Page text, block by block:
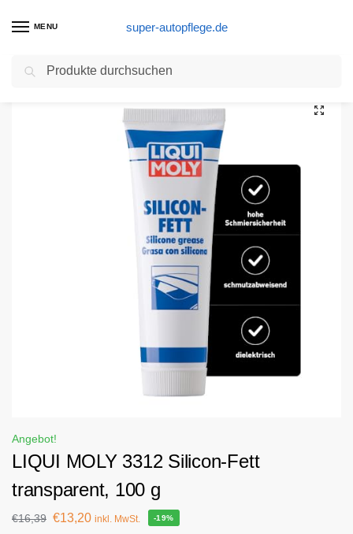
MENU super-autopflege.de
Start Autopflege Produkte LIQUI MOLY 3312 Silicon-Fett transparent, 100 g
Angebot!
LIQUI MOLY 3312 Silicon-Fett
transparent, 100 g
€16,39 €13,20 inkl. MwSt. -19%